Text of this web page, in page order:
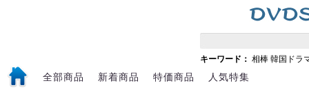
キーワード： 相棒 韓国ドラ
全部商品 新着商品 特価商品 人気特集